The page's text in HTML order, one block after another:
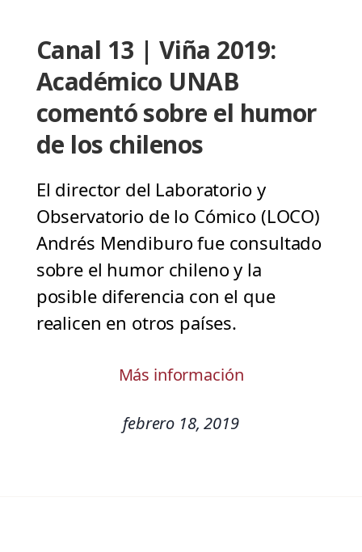
Canal 13 | Viña 2019:
Académico UNAB
comentó sobre el humor
de los chilenos
El director del Laboratorio y
Observatorio de lo Cómico (LOCO)
Andrés Mendiburo fue consultado
sobre el humor chileno y la
posible diferencia con el que
realicen en otros países.
Más información
febrero 18, 2019